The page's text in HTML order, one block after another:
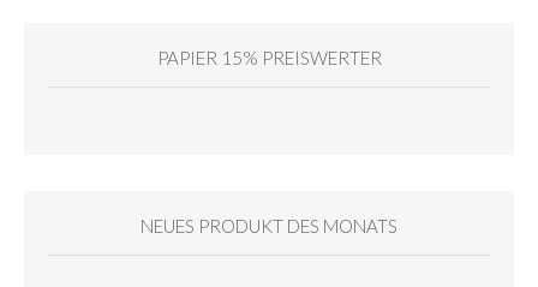
PAPIER 15% PREISWERTER
NEUES PRODUKT DES MONATS